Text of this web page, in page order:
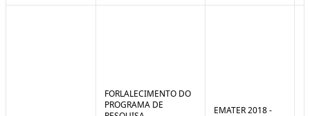
FORLALECIMENTO DO
PROGRAMA DE
EMATER 2018 -